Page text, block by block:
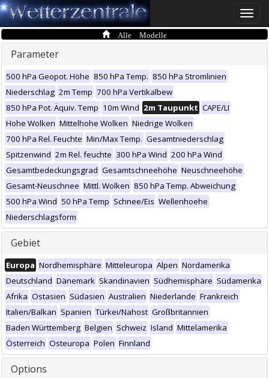
Toggle
Alle Modelle
Parameter
500 hPa Geopot. Höhe 850 hPa Temp. 850 hPa Stromlinien
Niederschlag 2m Temp 700 hPa Vertikalbew
850 hPa Pot. Äquiv. Temp 10m Wind 2m Taupunkt CAPE/LI
Hohe Wolken Mittelhohe Wolken Niedrige Wolken
700 hPa Rel. Feuchte Min/Max Temp. Gesamtniederschlag
Spitzenwind 2m Rel. feuchte 300 hPa Wind 200 hPa Wind
Gesamtbedeckungsgrad Gesamtschneehöhe Neuschneehöhe
Gesamt-Neuschnee Mittl. Wolken 850 hPa Temp. Abweichung
500 hPa Wind 50 hPa Temp Schnee/Eis Wellenhoehe
Niederschlagsform
Gebiet
Europa Nordhemisphäre Mitteleuropa Alpen Nordamerika
Deutschland Dänemark Skandinavien Südhemisphäre Südamerika
Afrika Ostasien Südasien Australien Niederlande Frankreich
Italien/Balkan Spanien Türkei/Nahost Großbritannien
Baden Württemberg Belgien Schweiz Island Mittelamerika
Österreich Osteuropa Polen Finnland
Options